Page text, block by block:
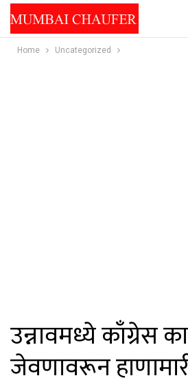
Home Uncategorized
उन्नावमध्ये काँग्रेस
जेवणावरून